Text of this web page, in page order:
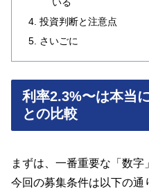
投資判断と注意点
さいごに
利率2.3%〜は本当
との比較
まずは、一番重要な「数字
今回の募集条件は以下の通